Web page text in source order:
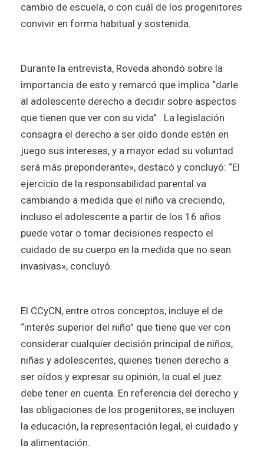
cambio de escuela, o con cuál de los progenitores
convivir en forma habitual y sostenida.
Durante la entrevista, Roveda ahondó sobre la
importancia de esto y remarcó que implica “darle
al adolescente derecho a decidir sobre aspectos
que tienen que ver con su vida” . La legislación
consagra el derecho a ser oído donde estén en
juego sus intereses, y a mayor edad su voluntad
será más preponderante», destacó y concluyó: “El
ejercicio de la responsabilidad parental va
cambiando a medida que el niño va creciendo,
incluso el adolescente a partir de los 16 años
puede votar o tomar decisiones respecto el
cuidado de su cuerpo en la medida que no sean
invasivas», concluyó.
El CCyCN, entre otros conceptos, incluye el de
“interés superior del niño” que tiene que ver con
considerar cualquier decisión principal de niños,
niñas y adolescentes, quienes tienen derecho a
ser oídos y expresar su opinión, la cual el juez
debe tener en cuenta. En referencia del derecho y
las obligaciones de los progenitores, se incluyen
la educación, la representación legal, el cuidado y
la alimentación.